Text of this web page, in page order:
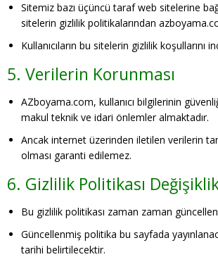
Sitemiz bazı üçüncü taraf web sitelerine
sitelerin gizlilik politikalarından
Kullanıcıların bu sitelerin gizlilik koşullarını
5. Verilerin Korunması
AZboyama.com, kullanıcı bilgilerinin
makul teknik ve idari önlemler almaktadır.
Ancak internet üzerinden iletilen verilerin
olması garanti edilemez.
6. Gizlilik Politikası
Bu gizlilik politikası zaman zaman
Güncellenmiş politika bu sayfada
tarihi belirtilecektir.